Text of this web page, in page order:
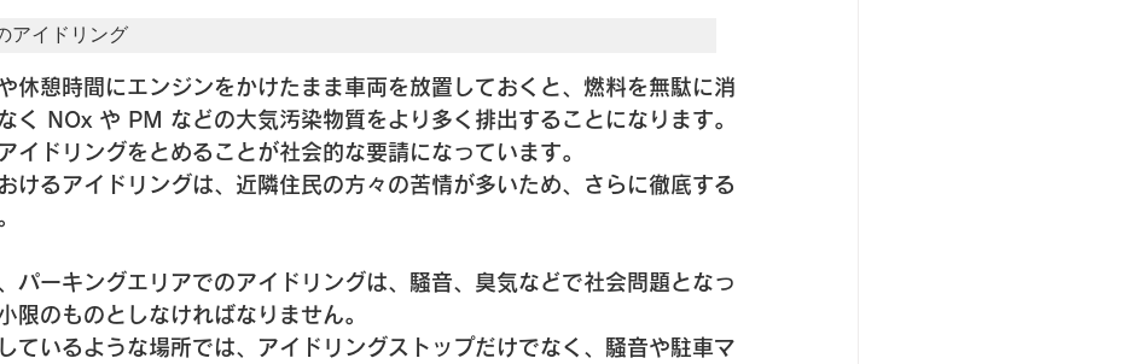
アイドリング
休憩時間にエンジンをかけたまま車両を放置しておくと、燃料を無駄に消
く NOx や PM などの大気汚染物質をより多く排出することになります。
イドリングをとめることが社会的な要請になっています。
けるアイドリングは、近隣住民の方々の苦情が多いため、さらに徹底する
パーキングエリアでのアイドリングは、騒音、臭気などで社会問題となっ
限のものとしなければなりません。
ているような場所では、アイドリングストップだけでなく、騒音や駐車マ